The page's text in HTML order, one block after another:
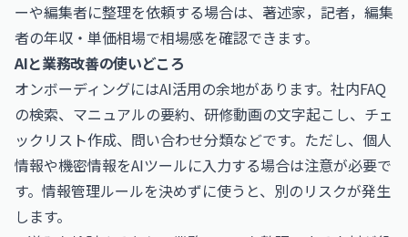
ーや編集者に整理を依頼する場合は、 著述家，記者，編集
者の年収・単価相場で相場感を確認できます。
AIと業務改善の使いどころ
オンボーディングにはAI活用の余地があります。社内FAQ
の検索、マニュアルの要約、研修動画の文字起こし、チェ
ックリスト作成、問い合わせ分類などです。ただし、個人
情報や機密情報をAIツールに入力する場合は注意が必要で
す。情報管理ルールを決めずに使うと、別のリスクが発生
します。